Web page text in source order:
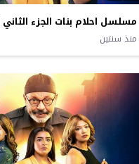
مسلسل احلام بنات الجزء الثاني
منذ سنتين